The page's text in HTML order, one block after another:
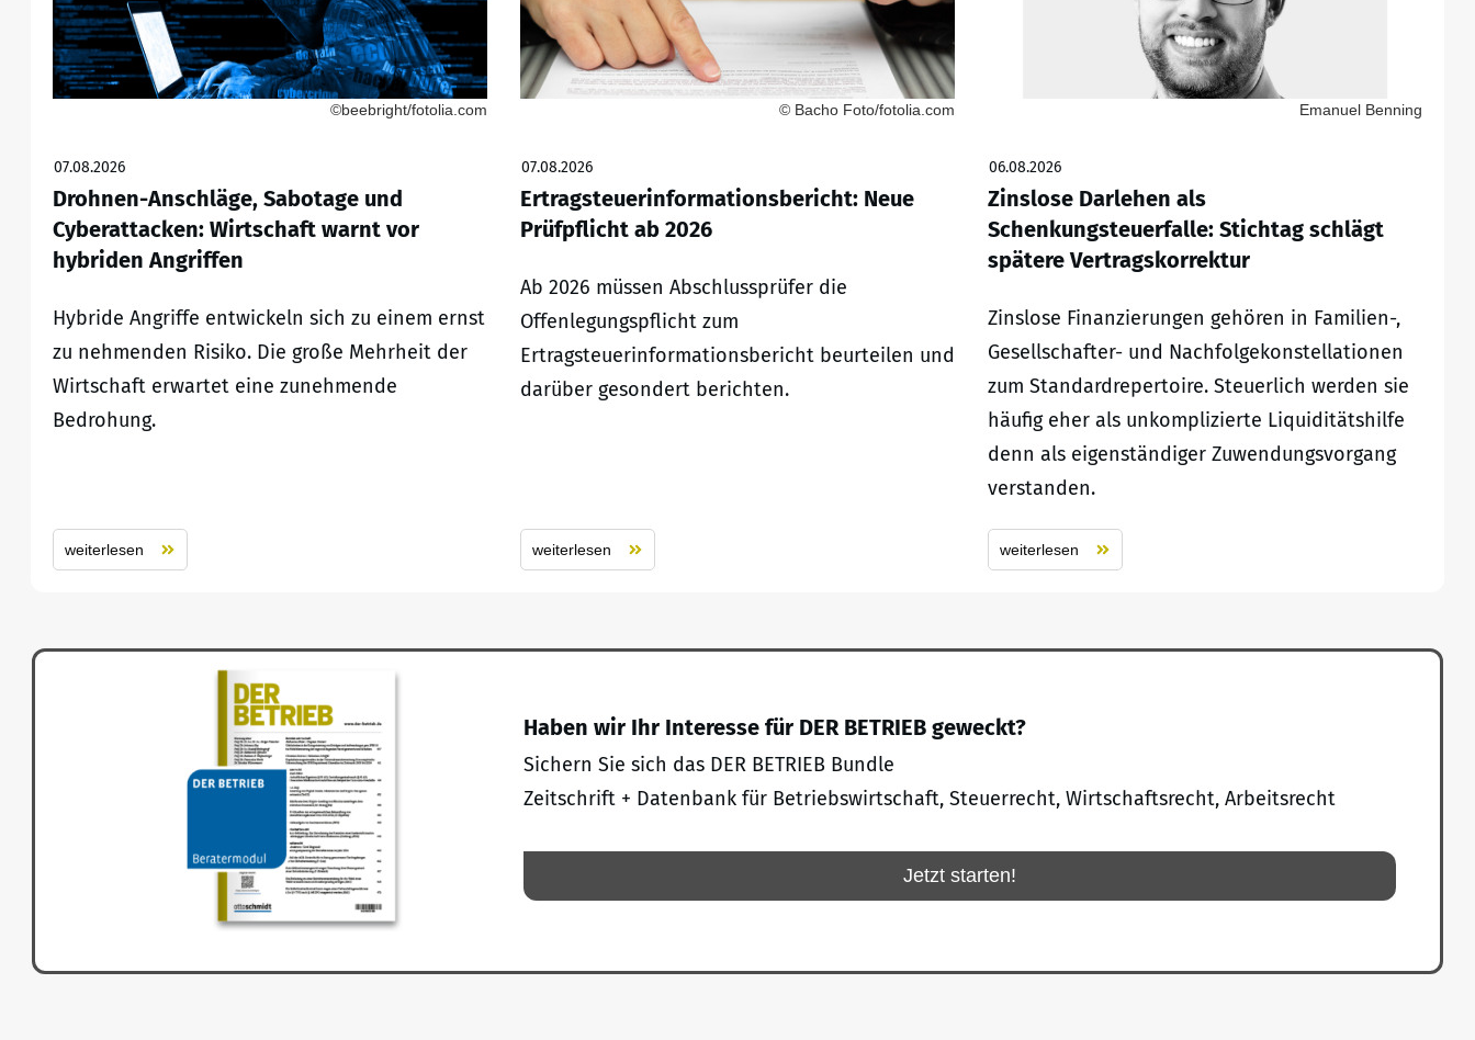
©beebright/fotolia.com
07.08.2026
Drohnen-Anschläge, Sabotage und
Cyberattacken: Wirtschaft warnt vor
hybriden Angriffen
Hybride Angriffe entwickeln sich zu einem ernst
zu nehmenden Risiko. Die große Mehrheit der
Wirtschaft erwartet eine zunehmende
Bedrohung.
weiterlesen
© Bacho Foto/fotolia.com
07.08.2026
Ertragsteuerinformationsbericht: Neue
Prüfpflicht ab 2026
Ab 2026 müssen Abschlussprüfer die
Offenlegungspflicht zum
Ertragsteuerinformationsbericht beurteilen und
darüber gesondert berichten.
weiterlesen
Emanuel Benning
06.08.2026
Zinslose Darlehen als
Schenkungsteuerfalle: Stichtag schlägt
spätere Vertragskorrektur
Zinslose Finanzierungen gehören in Familien-,
Gesellschafter- und Nachfolgekonstellationen
zum Standardrepertoire. Steuerlich werden sie
häufig eher als unkomplizierte Liquiditätshilfe
denn als eigenständiger Zuwendungsvorgang
verstanden.
weiterlesen
Haben wir Ihr Interesse für DER BETRIEB geweckt?
Sichern Sie sich das DER BETRIEB Bundle
Zeitschrift + Datenbank für Betriebswirtschaft, Steuerrecht, Wirtschaftsrecht, Arbeitsrecht
Jetzt starten!